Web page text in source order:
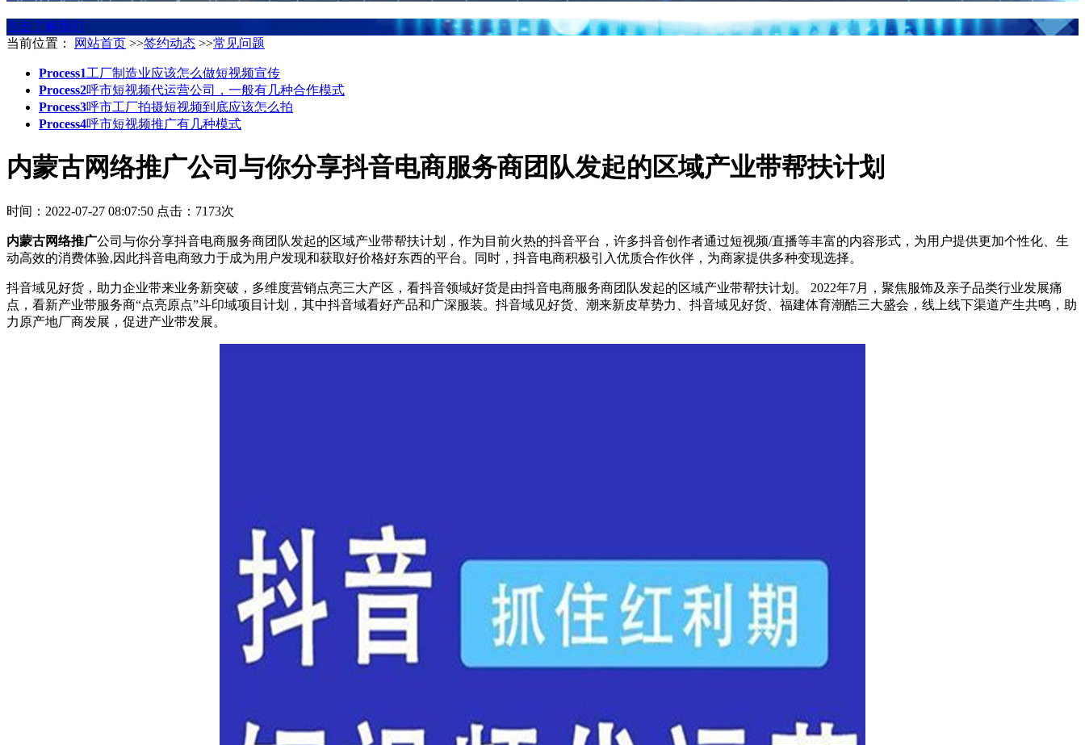
点击了解我们
当前位置：
网站首页 >>签约动态 >>常见问题
Process1工厂制造业应该怎么做短视频宣传
Process2呼市短视频代运营公司，一般有几种合作模式
Process3呼市工厂拍摄短视频到底应该怎么拍
Process4呼市短视频推广有几种模式
内蒙古网络推广公司与你分享抖音电商服务商团队发起的区域产业带帮扶计划
时间：2022-07-27 08:07:50 点击：7173次
内蒙古网络推广公司与你分享抖音电商服务商团队发起的区域产业带帮扶计划，作为目前火热的抖音平台，许多抖音创作者通过短视频/直播等丰富的内容形式，为用户提供更加个性化、生
动高效的消费体验,因此抖音电商致力于成为用户发现和获取好价格好东西的平台。同时，抖音电商积极引入优质合作伙伴，为商家提供多种变现选择。
抖音域见好货，助力企业带来业务新突破，多维度营销点亮三大产区，看抖音领域好货是由抖音电商服务商团队发起的区域产业带帮扶计划。 2022年7月，聚焦服饰及亲子品类行业发展痛
点，看新产业带服务商“点亮原点”斗印域项目计划，其中抖音域看好产品和广深服装。抖音域见好货、潮来新皮草势力、抖音域见好货、福建体育潮酷三大盛会，线上线下渠道产生共鸣，助
力原产地厂商发展，促进产业带发展。